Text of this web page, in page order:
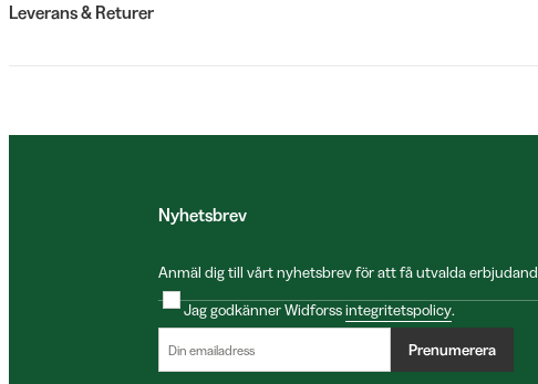
Leverans & Returer
Nyhetsbrev
Anmäl dig till vårt nyhetsbrev för att få utvalda
Jag godkänner Widforssintegritetspolicy.
Prenumerera